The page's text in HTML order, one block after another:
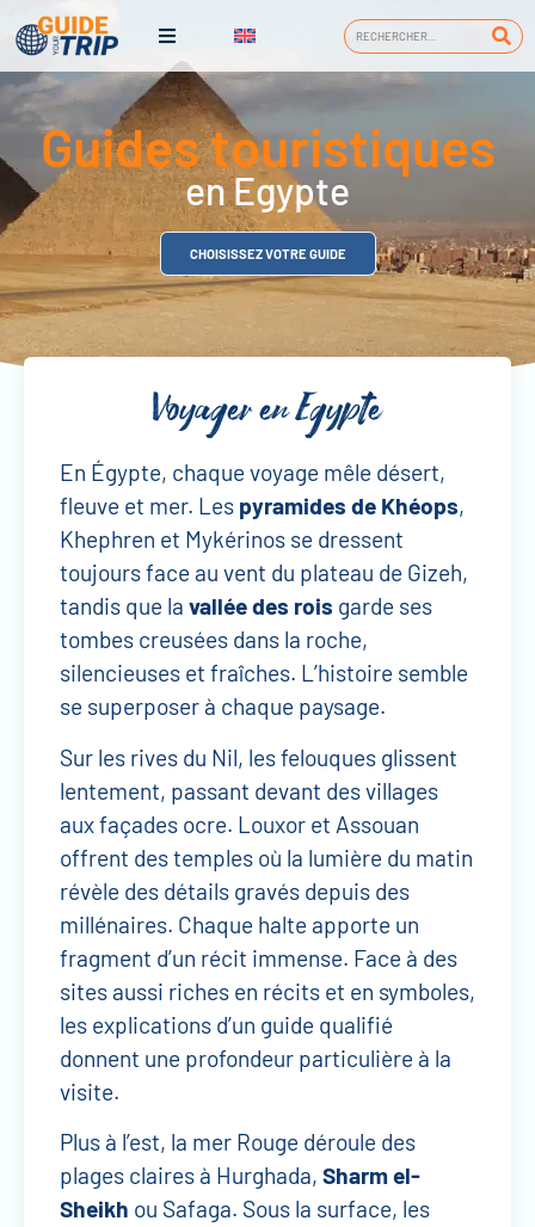
Guides touristiques
en Egypte
CHOISISSEZ VOTRE GUIDE
Voyager en Egypte
En Égypte, chaque voyage mêle désert,
fleuve et mer. Les pyramides de Khéops,
Khephren et Mykérinos se dressent
toujours face au vent du plateau de Gizeh,
tandis que la vallée des rois garde ses
tombes creusées dans la roche,
silencieuses et fraîches. L’histoire semble
se superposer à chaque paysage.
Sur les rives du Nil, les felouques glissent
lentement, passant devant des villages
aux façades ocre. Louxor et Assouan
offrent des temples où la lumière du matin
révèle des détails gravés depuis des
millénaires. Chaque halte apporte un
fragment d’un récit immense. Face à des
sites aussi riches en récits et en symboles,
les explications d’un guide qualifié
donnent une profondeur particulière à la
visite.
Plus à l’est, la mer Rouge déroule des
plages claires à Hurghada, Sharm el-
Sheikh ou Safaga. Sous la surface, les